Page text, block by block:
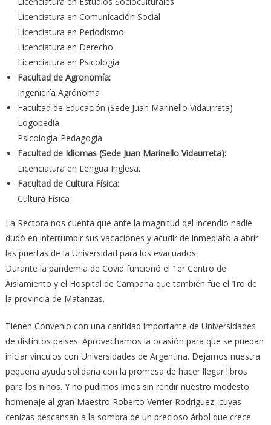
Licenciatura en Comunicación Social
Licenciatura en Periodismo
Licenciatura en Derecho
Licenciatura en Psicología
Facultad de Agronomía:
Ingeniería Agrónoma
Facultad de Educación (Sede Juan Marinello Vidaurreta)
Logopedia
Psicología-Pedagogía
Facultad de Idiomas (Sede Juan Marinello Vidaurreta):
Licenciatura en Lengua Inglesa.
Facultad de Cultura Física:
Cultura Física
La Rectora nos cuenta que ante la magnitud del incendio nadie
dudó en interrumpir sus vacaciones y acudir de inmediato a abrir
las puertas de la Universidad para los evacuados.
Durante la pandemia de Covid funcionó el 1er Centro de
Aislamiento y el Hospital de Campaña que también fue el 1ro de
la provincia de Matanzas.
Tienen Convenio con una cantidad importante de Universidades
de distintos países. Aprovechamos la ocasión para que se puedan
iniciar vínculos con Universidades de Argentina. Dejamos nuestra
pequeña ayuda solidaria con la promesa de hacer llegar libros
para los niños. Y no pudimos irnos sin rendir nuestro modesto
homenaje al gran Maestro Roberto Verrier Rodríguez, cuyas
cenizas descansan a la sombra de un precioso árbol que crece